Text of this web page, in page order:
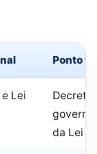
Ponto
Lei
Decreto
da Lei